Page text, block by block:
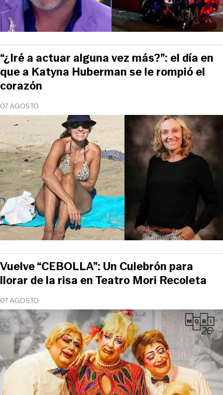
07 AGOSTO
“¿Iré a actuar alguna vez más?”: el día en
que a Katyna Huberman se le rompió el
corazón
07 AGOSTO
Vuelve “CEBOLLA”: Un Culebrón para
llorar de la risa en Teatro Mori Recoleta